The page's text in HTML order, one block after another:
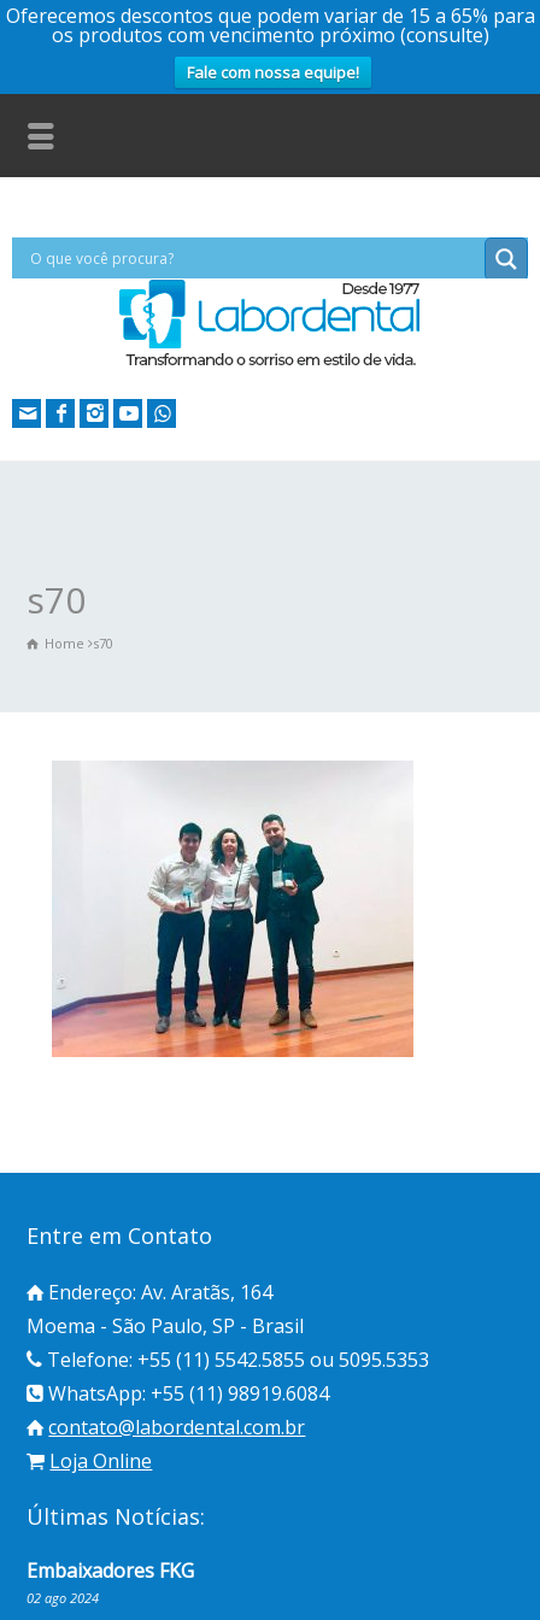
Oferecemos descontos que podem variar de 15 a 65% para
os produtos com vencimento próximo (consulte)
Fale com nossa equipe!
s70
Home s70
Entre em Contato
Endereço: Av. Aratãs, 164
Moema - São Paulo, SP - Brasil
Telefone: +55 (11) 5542.5855 ou 5095.5353
WhatsApp: +55 (11) 98919.6084
contato@labordental.com.br
Loja Online
Últimas Notícias:
Embaixadores FKG
02 ago 2024